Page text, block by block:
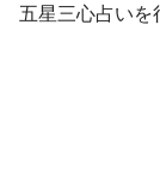
五星三心占いを